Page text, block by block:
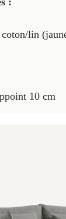
lin
10 cm